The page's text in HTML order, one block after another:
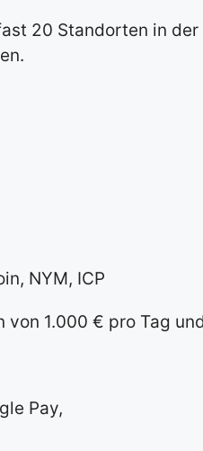
20 Standorten in
NYM, ICP
1.000 € pro Tag
Pay,